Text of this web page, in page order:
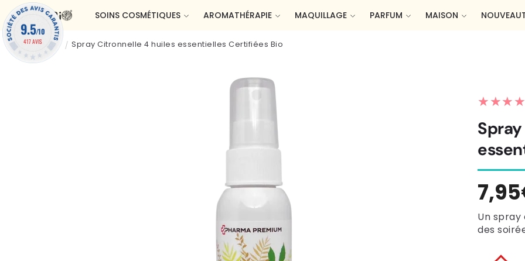
et passer
au
contenu
SOINS COSMÉTIQUES AROMATHÉRAPIE MAQUILLAGE PARFUM MAISON
Accueil Spray Citronnelle 4 huiles essentielles Certifiées Bio
Prix
Un spray
des
9.5/10
417 AVIS